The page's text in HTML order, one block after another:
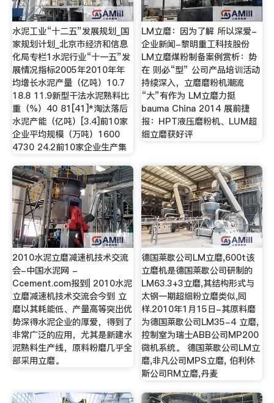
水泥工业“十二五”发展规划_国
家规划计划_北京市经济和信息
化局专栏1水泥行业“十一五”发
展情况指标2005年2010年年
均增长水泥产量（亿吨）10.7
18.8 11.9新型干法水泥熟料比
重（%）40 81[41]*淘汰落后
水泥产能（亿吨）[3.4]前10家
企业平均规模（万吨）1600
4730 24.2前10家企业生产集
LM立磨：因为了解 所以深爱-
企业新闻-黎明重工科技股份
LM立磨煤粉制备案例赏析：势
在 则必“型” 公司产品培训活动
持续深入，立磨磨粉机潮流
“大”有作为 LM立磨力挺
bauma China 2014 展前捷
报：HPT液压磨粉机、LUM超
细立磨获好评
2010水泥立磨减速机技术交流
会-中国水泥网 -
Ccement.com报到| 2010水泥
立磨减速机技术交流会今到 立
磨以其耗能低、产量高等突出优
势深得水泥企业的厚爱，得到了
非常广泛的应用，尤其是新建水
泥熟料生产线，原料粉磨几乎全
部采用立磨。
德国莱歇公司LM立磨,600t该
立磨机是德国莱歇公司研制的
LM63.3+3立磨,其结构形式与
太钢一期超细粉立磨类似,同
样.2010年1月15日-其原料磨
为德国莱歇公司LM35-4 立磨,
控制室为瑞士ABB公司MP200
微机系统。 德国莱歇公司LM立
磨,非凡公司MPS立磨, 伯利休
斯公司RM立磨,丹麦